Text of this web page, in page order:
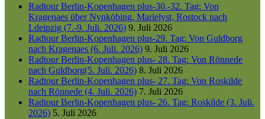
Radtour Berlin-Kopenhagen plus-30.-32. Tag: Von
Kragenaes über Nynköbing, Marielyst, Rostock nach
Ldeipzig (7.-9. Juli. 2026) 9. Juli 2026
Radtour Berlin-Kopenhagen plus-29. Tag: Von Guldborg
nach Kragenaes (6. Juli. 2026) 9. Juli 2026
Radtour Berlin-Kopenhagen plus- 28. Tag: Von Rönnede
nach Guldborg(5. Juli. 2026) 8. Juli 2026
Radtour Berlin-Kopenhagen plus- 27. Tag: Von Roskilde
nach Rönnede (4. Juli. 2026) 7. Juli 2026
Radtour Berlin-Kopenhagen plus- 26. Tag: Roskilde (3. Juli.
2026) 5. Juli 2026